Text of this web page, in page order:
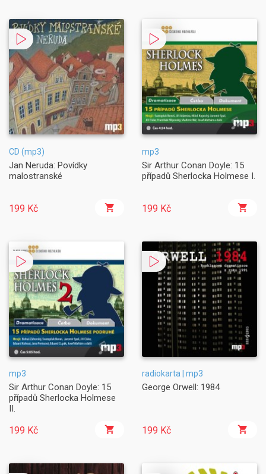
CD (mp3)
Jan Neruda: Povídky
malostranské
199 Kč
mp3
Sir Arthur Conan Doyle: 15
případů Sherlocka Holmese I.
199 Kč
mp3
Sir Arthur Conan Doyle: 15
případů Sherlocka Holmese
II.
199 Kč
radiokarta | mp3
George Orwell: 1984
199 Kč